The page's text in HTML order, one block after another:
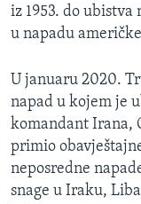
iz 1953. do ubistva
u napadu
U januaru 2020.
napad u kojem je
komandant Irana,
primio
neposredne
snage u Iraku,